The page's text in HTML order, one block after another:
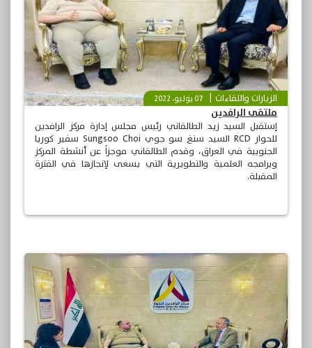
الزيارات واللقاءات 07 يوليو، 2022
ملتقى الرافدين
إستقبل السيد زيد الطالقاني رئيس مجلس إدارة مركز الرافدين
للحوار RCD السيد سنغ سو جوي Sungsoo Choi سفير كوريا
الجنوبية في العراق، وقدم الطالقاني موجزاً عن أنشطة المركز
وبرامجه العلمية والتطويرية التي يسعى لإنجازها في الفترة
المقبلة.